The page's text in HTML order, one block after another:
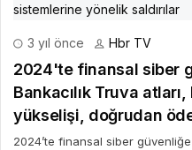
3 yıl önce Hbr TV
2024'te finansal siber
Bankacılık Truva atları,
yükselişi, doğrudan
saldırılar
2024’te finansal siber güvenliğe